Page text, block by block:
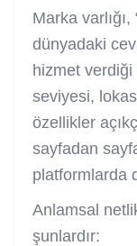
Marka
dünyadaki
hizmet verdiği
seviyesi,
özellikler
sayfadan
platformlarda
Anlamsal
şunlardır: